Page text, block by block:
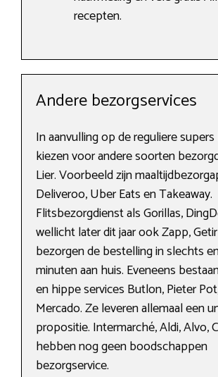
recepten.
Andere bezorgservices
In aanvulling op de reguliere
kiezen voor andere soorten
Lier. Voorbeeld zijn
Deliveroo, Uber Eats en Takeaway.
Flitsbezorgdienst als Gorillas,
wellicht later dit jaar ook Zapp,
bezorgen de bestelling in slechts
minuten aan huis. Eveneens
en hippe services Butlon, Pieter
Mercado. Ze leveren allemaal een
propositie. Intermarché, Aldi, Alvo,
hebben nog geen boodschappen
bezorgservice.